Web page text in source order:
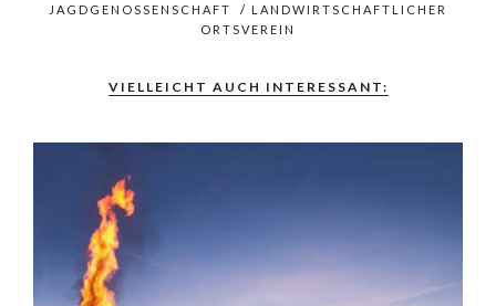
JAGDGENOSSENSCHAFT
/ LANDWIRTSCHAFTLICHER
ORTSVEREIN
VIELLEICHT AUCH INTERESSANT: